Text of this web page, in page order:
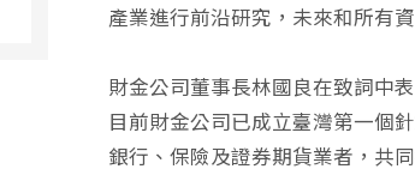
產業進行前沿研究，未來和所有
財金公司董事長林國良在致詞中
目前財金公司已成立臺灣第一個
銀行、保險及證券期貨業者，共